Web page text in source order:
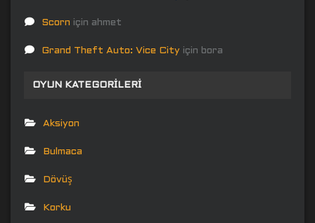
Scorn için ahmet
Grand Theft Auto: Vice City için bora
OYUN KATEGORILERI
Aksiyon
Bulmaca
Dövüş
Korku